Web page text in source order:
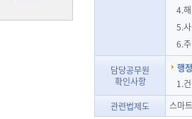
4.
5.
6.
담당공무원
확인사항
행
1.
관련법제도
스마